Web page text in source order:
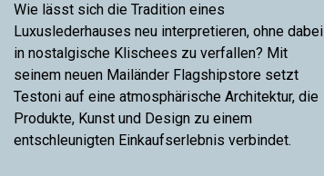
Wie lässt sich die Tradition eines
Luxuslederhauses neu interpretieren, ohne dabei
in nostalgische Klischees zu verfallen? Mit
seinem neuen Mailänder Flagshipstore setzt
Testoni auf eine atmosphärische Architektur, die
Produkte, Kunst und Design zu einem
entschleunigten Einkaufserlebnis verbindet.